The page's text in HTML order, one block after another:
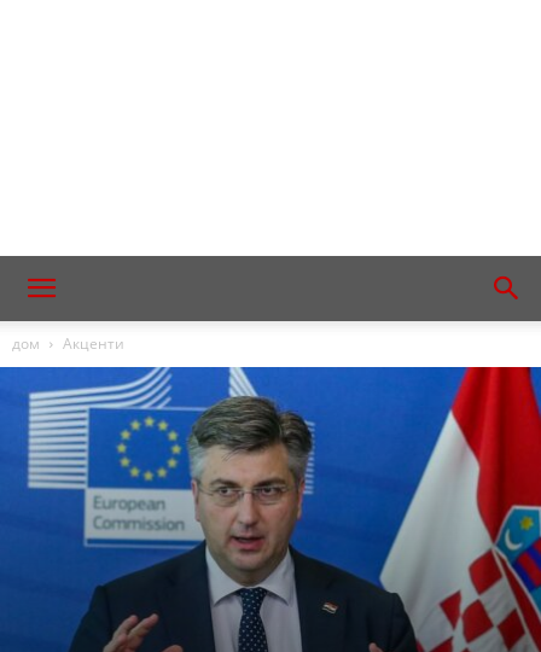
дом Акценти